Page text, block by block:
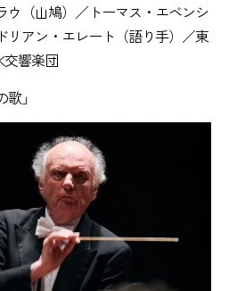
ウ（山鳩）／トーマス・エベンシ
リアン・エレート（語り手）／東
交響楽団
」